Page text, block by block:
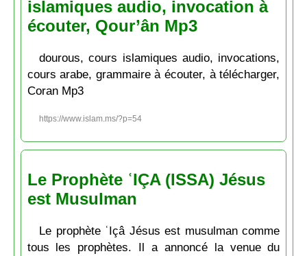
islamiques audio, invocation à
écouter, Qour’ân Mp3
dourous, cours islamiques audio, invocations,
cours arabe, grammaire à écouter, à télécharger,
Coran Mp3
https://www.islam.ms/?p=54
Le Prophète ʿIÇA (ISSA) Jésus
est Musulman
Le prophète ʿIçâ Jésus est musulman comme
tous les prophètes. Il a annoncé la venue du